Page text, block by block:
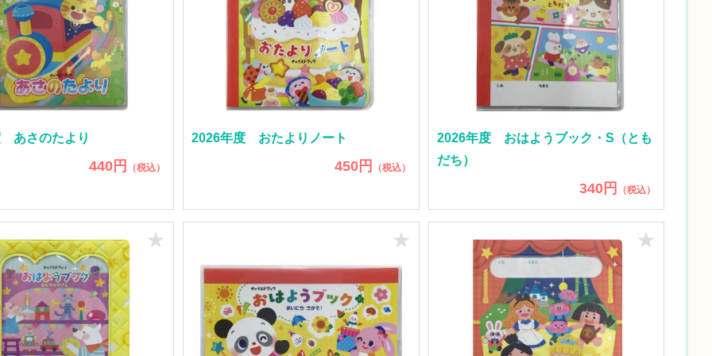
あさのたより
440円 （税込）
2026年度 おたよりノート
450円 （税込）
2026年度 おはようブック・S（とも
だち）
340円 （税込）
★ ★ ★